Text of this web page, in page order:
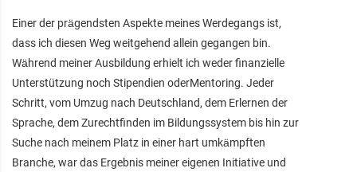
Einer der prägendsten Aspekte meines Werdegangs ist,
dass ich diesen Weg weitgehend allein gegangen bin.
Während meiner Ausbildung erhielt ich weder finanzielle
Unterstützung noch Stipendien oderMentoring. Jeder
Schritt, vom Umzug nach Deutschland, dem Erlernen der
Sprache, dem Zurechtfinden im Bildungssystem bis hin zur
Suche nach meinem Platz in einer hart umkämpften
Branche, war das Ergebnis meiner eigenen Initiative und